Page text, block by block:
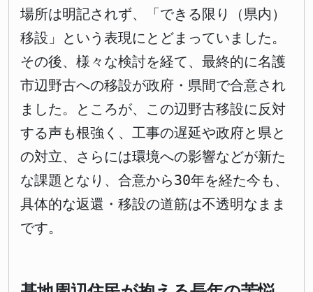
場所は明記されず、「できる限り（県内）
移設」という表現にとどまっていました。
その後、様々な検討を経て、最終的に名護
市辺野古への移設が政府・県間で合意され
ました。ところが、この辺野古移設に反対
する声も根強く、工事の遅延や政府と県と
の対立、さらには環境への影響などが新た
な課題となり、合意から30年を経た今も、
具体的な返還・移設の道筋は不透明なまま
です。